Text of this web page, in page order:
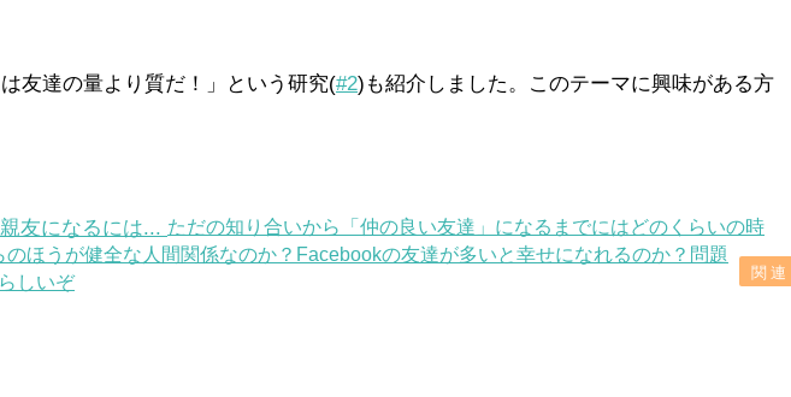
友達の量より質だ！」という研究(#2)も紹介しました。このテーマに興味がある方
ただの知り合いから「仲の良い友達」になるまでにはどのくらいの時
のほうが健全な人間関係なのか？Facebookの友達が多いと幸せになれるのか？問題
しいぞ